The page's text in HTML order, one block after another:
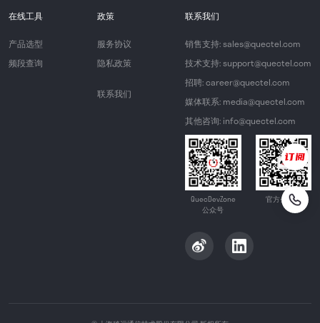
在线工具
产品选型
频段查询
政策
服务协议
隐私政策
联系我们
联系我们
销售支持: sales@quectel.com
技术支持: support@quectel.com
招聘: career@quectel.com
媒体联系: media@quectel.com
其他咨询: info@quectel.com
QuecDevZone
公众号
官方公众号